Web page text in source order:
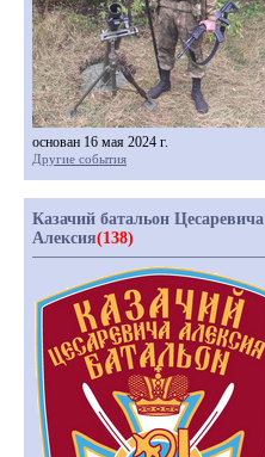
основан 16 мая 2024 г.
Другие события
Казачий батальон Цесаревича
Алексия(138)